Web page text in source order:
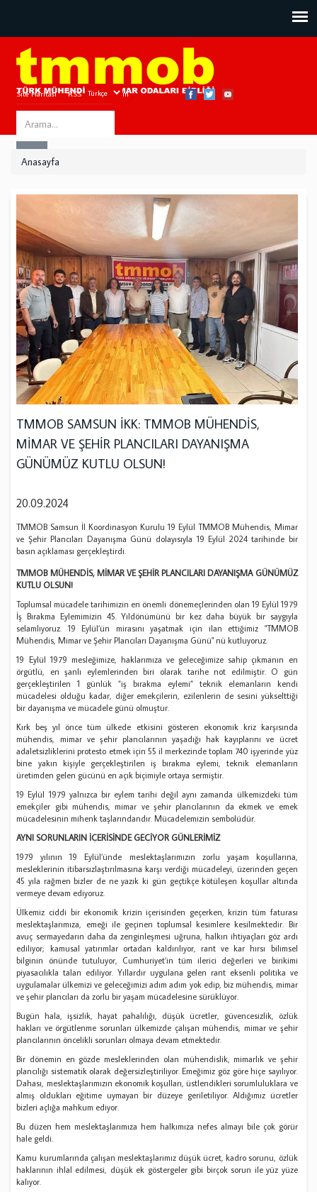
Site Haritası RSS Bize Ulaşın
Search
this
Anasayfa
TMMOB SAMSUN İKK: TMMOB MÜHENDİS,
MİMAR VE ŞEHİR PLANCILARI DAYANIŞMA
GÜNÜMÜZ KUTLU OLSUN!
20.09.2024
TMMOB Samsun İl Koordinasyon Kurulu 19 Eylül TMMOB Mühendis, Mimar
ve Şehir Plancıları Dayanışma Günü dolayısıyla 19 Eylül 2024 tarihinde bir
basın açıklaması gerçekleştirdi.
TMMOB MÜHENDİS, MİMAR VE ŞEHİR PLANCILARI DAYANIŞMA GÜNÜMÜZ
KUTLU OLSUN!
Toplumsal mücadele tarihimizin en önemli dönemeçlerinden olan 19 Eylül 1979
İş Bırakma Eylemimizin 45. Yıldönümünü bir kez daha büyük bir saygıyla
selamlıyoruz. 19 Eylül’ün mirasını yaşatmak için ilan ettiğimiz "TMMOB
Mühendis, Mimar ve Şehir Plancıları Dayanışma Günü" nü kutluyoruz.
19 Eylül 1979 mesleğimize, haklarımıza ve geleceğimize sahip çıkmanın en
örgütlü, en şanlı eylemlerinden biri olarak tarihe not edilmiştir. O gün
gerçekleştirilen 1 günlük ”iş bırakma eylemi” teknik elemanların kendi
mücadelesi olduğu kadar, diğer emekçilerin, ezilenlerin de sesini yükselttiği
bir dayanışma ve mücadele günü olmuştur.
Kırk beş yıl önce tüm ülkede etkisini gösteren ekonomik kriz karşısında
mühendis, mimar ve şehir plancılarının yaşadığı hak kayıplarını ve ücret
adaletsizliklerini protesto etmek için 55 il merkezinde toplam 740 işyerinde yüz
bine yakın kişiyle gerçekleştirilen iş bırakma eylemi, teknik elemanların
üretimden gelen gücünü en açık biçimiyle ortaya sermiştir.
19 Eylül 1979 yalnızca bir eylem tarihi değil aynı zamanda ülkemizdeki tüm
emekçiler gibi mühendis, mimar ve şehir plancılarının da ekmek ve emek
mücadelesinin mihenk taşlarındandır. Mücadelemizin sembolüdür.
AYNI SORUNLARIN İÇERİSİNDE GEÇİYOR GÜNLERİMİZ
1979 yılının 19 Eylül’ünde meslektaşlarımızın zorlu yaşam koşullarına,
mesleklerinin itibarsızlaştırılmasına karşı verdiği mücadeleyi, üzerinden geçen
45 yıla rağmen bizler de ne yazık ki gün geçtikçe kötüleşen koşullar altında
vermeye devam ediyoruz.
Ülkemiz ciddi bir ekonomik krizin içerisinden geçerken, krizin tüm faturası
meslektaşlarımıza, emeği ile geçinen toplumsal kesimlere kesilmektedir. Bir
avuç sermayedarın daha da zenginleşmesi uğruna, halkın ihtiyaçları göz ardı
ediliyor; kamusal yatırımlar ortadan kaldırılıyor, rant ve kar hırsı bilimsel
bilginin önünde tutuluyor, Cumhuriyet’in tüm ilerici değerleri ve birikimi
piyasacılıkla talan ediliyor. Yıllardır uygulana gelen rant eksenli politika ve
uygulamalar ülkemizi ve geleceğimizi adım adım yok edip, biz mühendis, mimar
ve şehir plancıları da zorlu bir yaşam mücadelesine sürüklüyor.
Bugün hala, işsizlik, hayat pahalılığı, düşük ücretler, güvencesizlik, özlük
hakları ve örgütlenme sorunları ülkemizde çalışan mühendis, mimar ve şehir
plancılarının öncelikli sorunları olmaya devam etmektedir.
Bir dönemin en gözde mesleklerinden olan mühendislik, mimarlık ve şehir
plancılığı sistematik olarak değersizleştiriliyor. Emeğimiz göz göre hiçe sayılıyor.
Dahası, meslektaşlarımızın ekonomik koşulları, üstlendikleri sorumluluklara ve
almış oldukları eğitime uymayan bir düzeye geriletiliyor. Aldığımız ücretler
bizleri açlığa mahkum ediyor.
Bu düzen hem meslektaşlarımıza hem halkımıza nefes almayı bile çok görür
hale geldi.
Kamu kurumlarında çalışan meslektaşlarımız düşük ücret, kadro sorunu, özlük
haklarının ihlal edilmesi, düşük ek göstergeler gibi birçok sorun ile yüz yüze
kalıyor.